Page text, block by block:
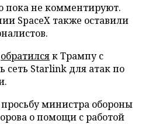
пока не комментируют.
SpaceX также оставили
обратилсяк Трампу с
сеть Starlink для атак по
министра обороны
о помощи с работой